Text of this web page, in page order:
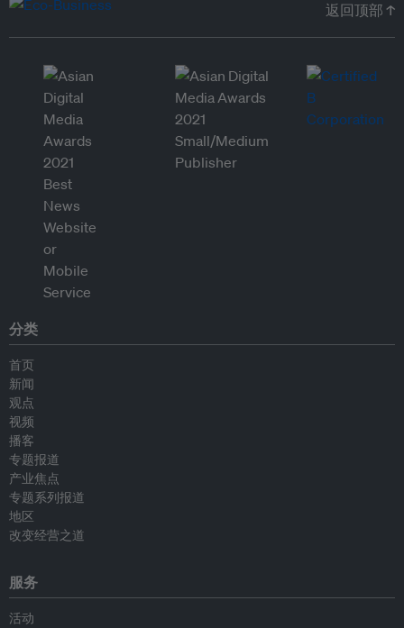
返回顶部 ↑
分类
首页
新闻
观点
视频
播客
专题报道
产业焦点
专题系列报道
地区
改变经营之道
服务
活动